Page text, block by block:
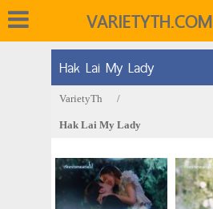
VARIETYTH.COM
Hak Lai My Lady
VarietyTh /
Hak Lai My Lady